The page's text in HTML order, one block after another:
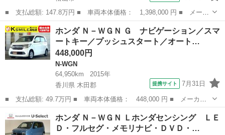
■ 支払総額: 147.8万円 ■ 車両本体価格： 1,398,000 円 ■ メーカ
ー名： ホンダ ■ 車種名： Ｎ－ＷＧＮカスタム ■ グレード
名： Ｌ デモカーＵＰ・ＬＥＤ・フルセグ・メモリナビ・バックカ
メラ・純正Ａ...
愛媛 松山市 N-WGN
ホンダ Ｎ－ＷＧＮ Ｇ ナビゲーション／スマ
ートキー／プッシュスタート／オート…
448,000円
N-WGN
64,950km
2015年
香川県 木田郡
提携サイト 7月31日
■ 支払総額: 49.7万円 ■ 車両本体価格： 448,000 円 ■ メーカー
名： ホンダ ■ 車種名： Ｎ－ＷＧＮ ■ グレード名： Ｇ ナビ
ゲーション／スマートキー／プッシュスタート／オートエアコン／電
動格納ミラー...
香川 N-WGN
ホンダ Ｎ－ＷＧＮ Ｌホンダセンシング ＬＥ
Ｄ・フルセグ・メモリナビ・ＤＶＤ・…